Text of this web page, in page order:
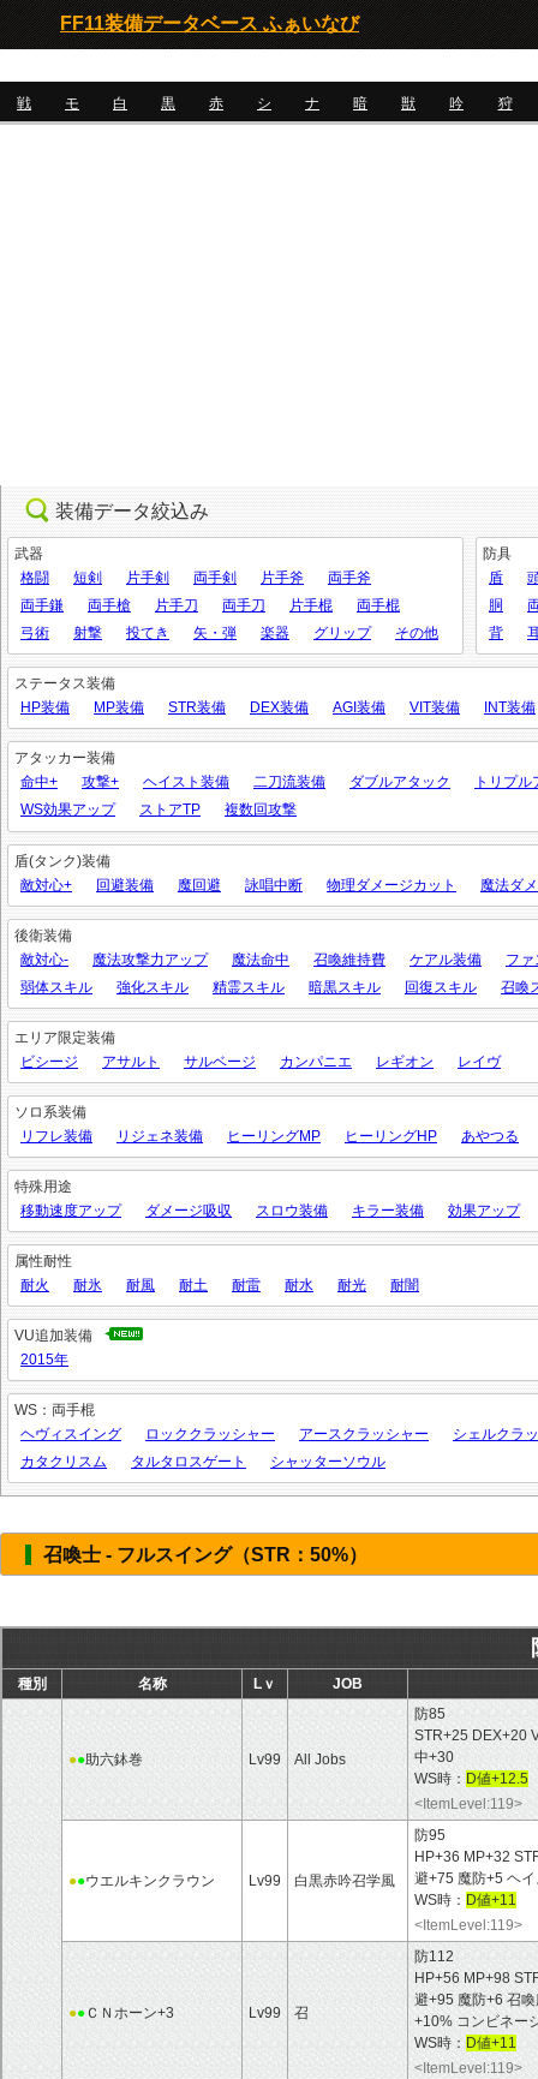
FF11装備データベース ふぁいなび
戦 モ 白 黒 赤 シ ナ 暗 獣 吟 狩
装備データ絞込み
武器
格闘
短剣 片手剣 両手剣 片手斧
両手斧
両手鎌
両手槍 片手刀 両手刀 片手棍
両手棍
弓術
射撃 投てき 矢・弾 楽器 グリップ その他
防具
盾
胴
背
ステータス装備
HP装備
MP装備 STR装備 DEX装備 AGI装備 VIT装備 INT装備
アタッカー装備
命中+
攻撃+ ヘイスト装備 二刀流装備 ダブルアタック
トリプル
WS効果アップ
ストアTP 複数回攻撃
盾(タンク)装備
敵対心+
回避装備 魔回避 詠唱中断 物理ダメージカット 魔法ダ
後衛装備
敵対心-
魔法攻撃力アップ 魔法命中 召喚維持費 ケアル装備
フ
弱体スキル
強化スキル 精霊スキル 暗黒スキル 回復スキル 召喚
エリア限定装備
ビシージ
アサルト サルベージ カンパニエ レギオン レイヴ
ソロ系装備
リフレ装備
リジェネ装備 ヒーリングMP ヒーリングHP あやつる
特殊用途
移動速度アップ
ダメージ吸収 スロウ装備 キラー装備 効果アップ
属性耐性
耐火
耐氷 耐風 耐土 耐雷 耐水 耐光 耐闇
VU追加装備
2015年
WS：両手棍
ヘヴィスイング
ロッククラッシャー アースクラッシャー
シェルクラ
カタクリスム
タルタロスゲート シャッターソウル
召喚士 - フルスイング（STR：50%）
種別 名称 Lｖ JOB
●●助六鉢巻 Lv99 All Jobs
防85
STR+25 DEX+20
中+30
WS時： D値+12.5
<ItemLevel:119>
●●ウエルキンクラウン Lv99 白黒赤吟召学風
防95
HP+36 MP+32
避+75 魔防+5 ヘ
WS時： D値+11
<ItemLevel:119>
●●ＣＮホーン+3 Lv99 召
防112
HP+56 MP+98
避+95 魔防+6 召
+10% コンビネー
WS時： D値+11
<ItemLevel:119>